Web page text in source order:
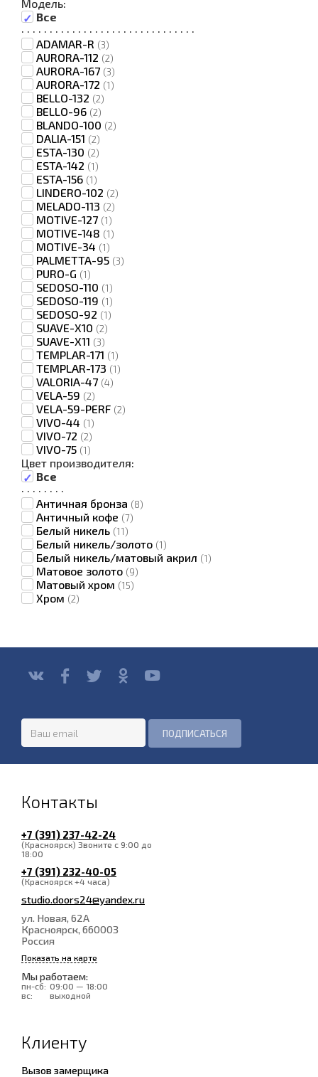
Модель:
Все
·
ADAMAR-R (3)
·
AURORA-112 (2)
·
AURORA-167 (3)
·
AURORA-172 (1)
·
BELLO-132 (2)
·
BELLO-96 (2)
·
BLANDO-100 (2)
·
DALIA-151 (2)
·
ESTA-130 (2)
·
ESTA-142 (1)
·
ESTA-156 (1)
·
LINDERO-102 (2)
·
MELADO-113 (2)
·
MOTIVE-127 (1)
·
MOTIVE-148 (1)
·
MOTIVE-34 (1)
·
PALMETTA-95 (3)
·
PURO-G (1)
·
SEDOSO-110 (1)
·
SEDOSO-119 (1)
·
SEDOSO-92 (1)
·
SUAVE-X10 (2)
·
SUAVE-X11 (3)
·
TEMPLAR-171 (1)
·
TEMPLAR-173 (1)
·
VALORIA-47 (4)
·
VELA-59 (2)
·
VELA-59-PERF (2)
·
VIVO-44 (1)
·
VIVO-72 (2)
·
VIVO-75 (1)
Цвет производителя:
Все
·
Античная бронза (8)
·
Античный кофе (7)
·
Белый никель (11)
·
Белый никель/золото (1)
·
Белый никель/матовый акрил (1)
·
Матовое золото (9)
·
Матовый хром (15)
·
Хром (2)
Контакты
+7 (391) 237-42-24
(Красноярск) Звоните с 9:00 до
18:00
+7 (391) 232-40-05
(Красноярск +4 часа)
studio.doors24@yandex.ru
ул. Новая, 62А
Красноярск, 660003
Россия
Показать на карте
Мы работаем:
пн-сб: 09:00 — 18:00
вс:
выходной
Клиенту
Вызов замерщика